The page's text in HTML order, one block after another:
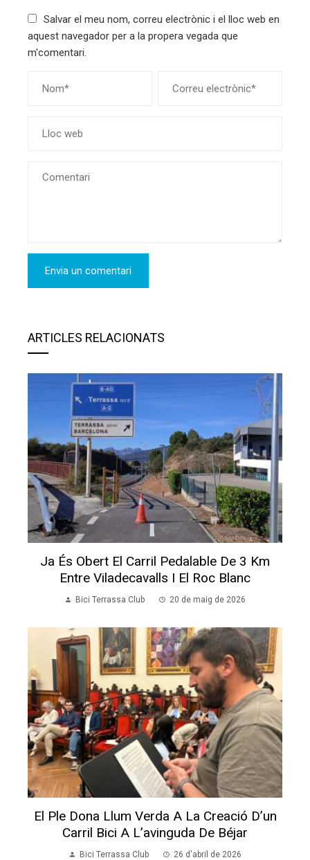
Salvar el meu nom, correu electrònic i el lloc web en
aquest navegador per a la propera vegada que
m'comentari.
ARTICLES RELACIONATS
Ja És Obert El Carril Pedalable De 3 Km
Entre Viladecavalls I El Roc Blanc
Bici Terrassa Club 20 de maig de 2026
El Ple Dona Llum Verda A La Creació D’un
Carril Bici A L’avinguda De Béjar
Bici Terrassa Club 26 d'abril de 2026